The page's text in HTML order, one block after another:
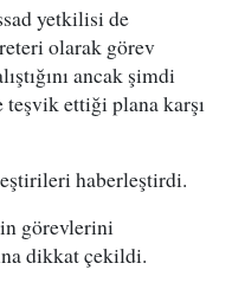
yetkilisi de
olarak görev
ancak şimdi
ettiği plana karşı
haberleştirdi.
görevlerini
dikkat çekildi.